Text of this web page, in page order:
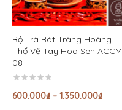
Bộ Trà Bát Tràng Hoàng
Thổ Vẽ Tay Hoa Sen ACCM
08
600.000₫ – 1.350.000₫